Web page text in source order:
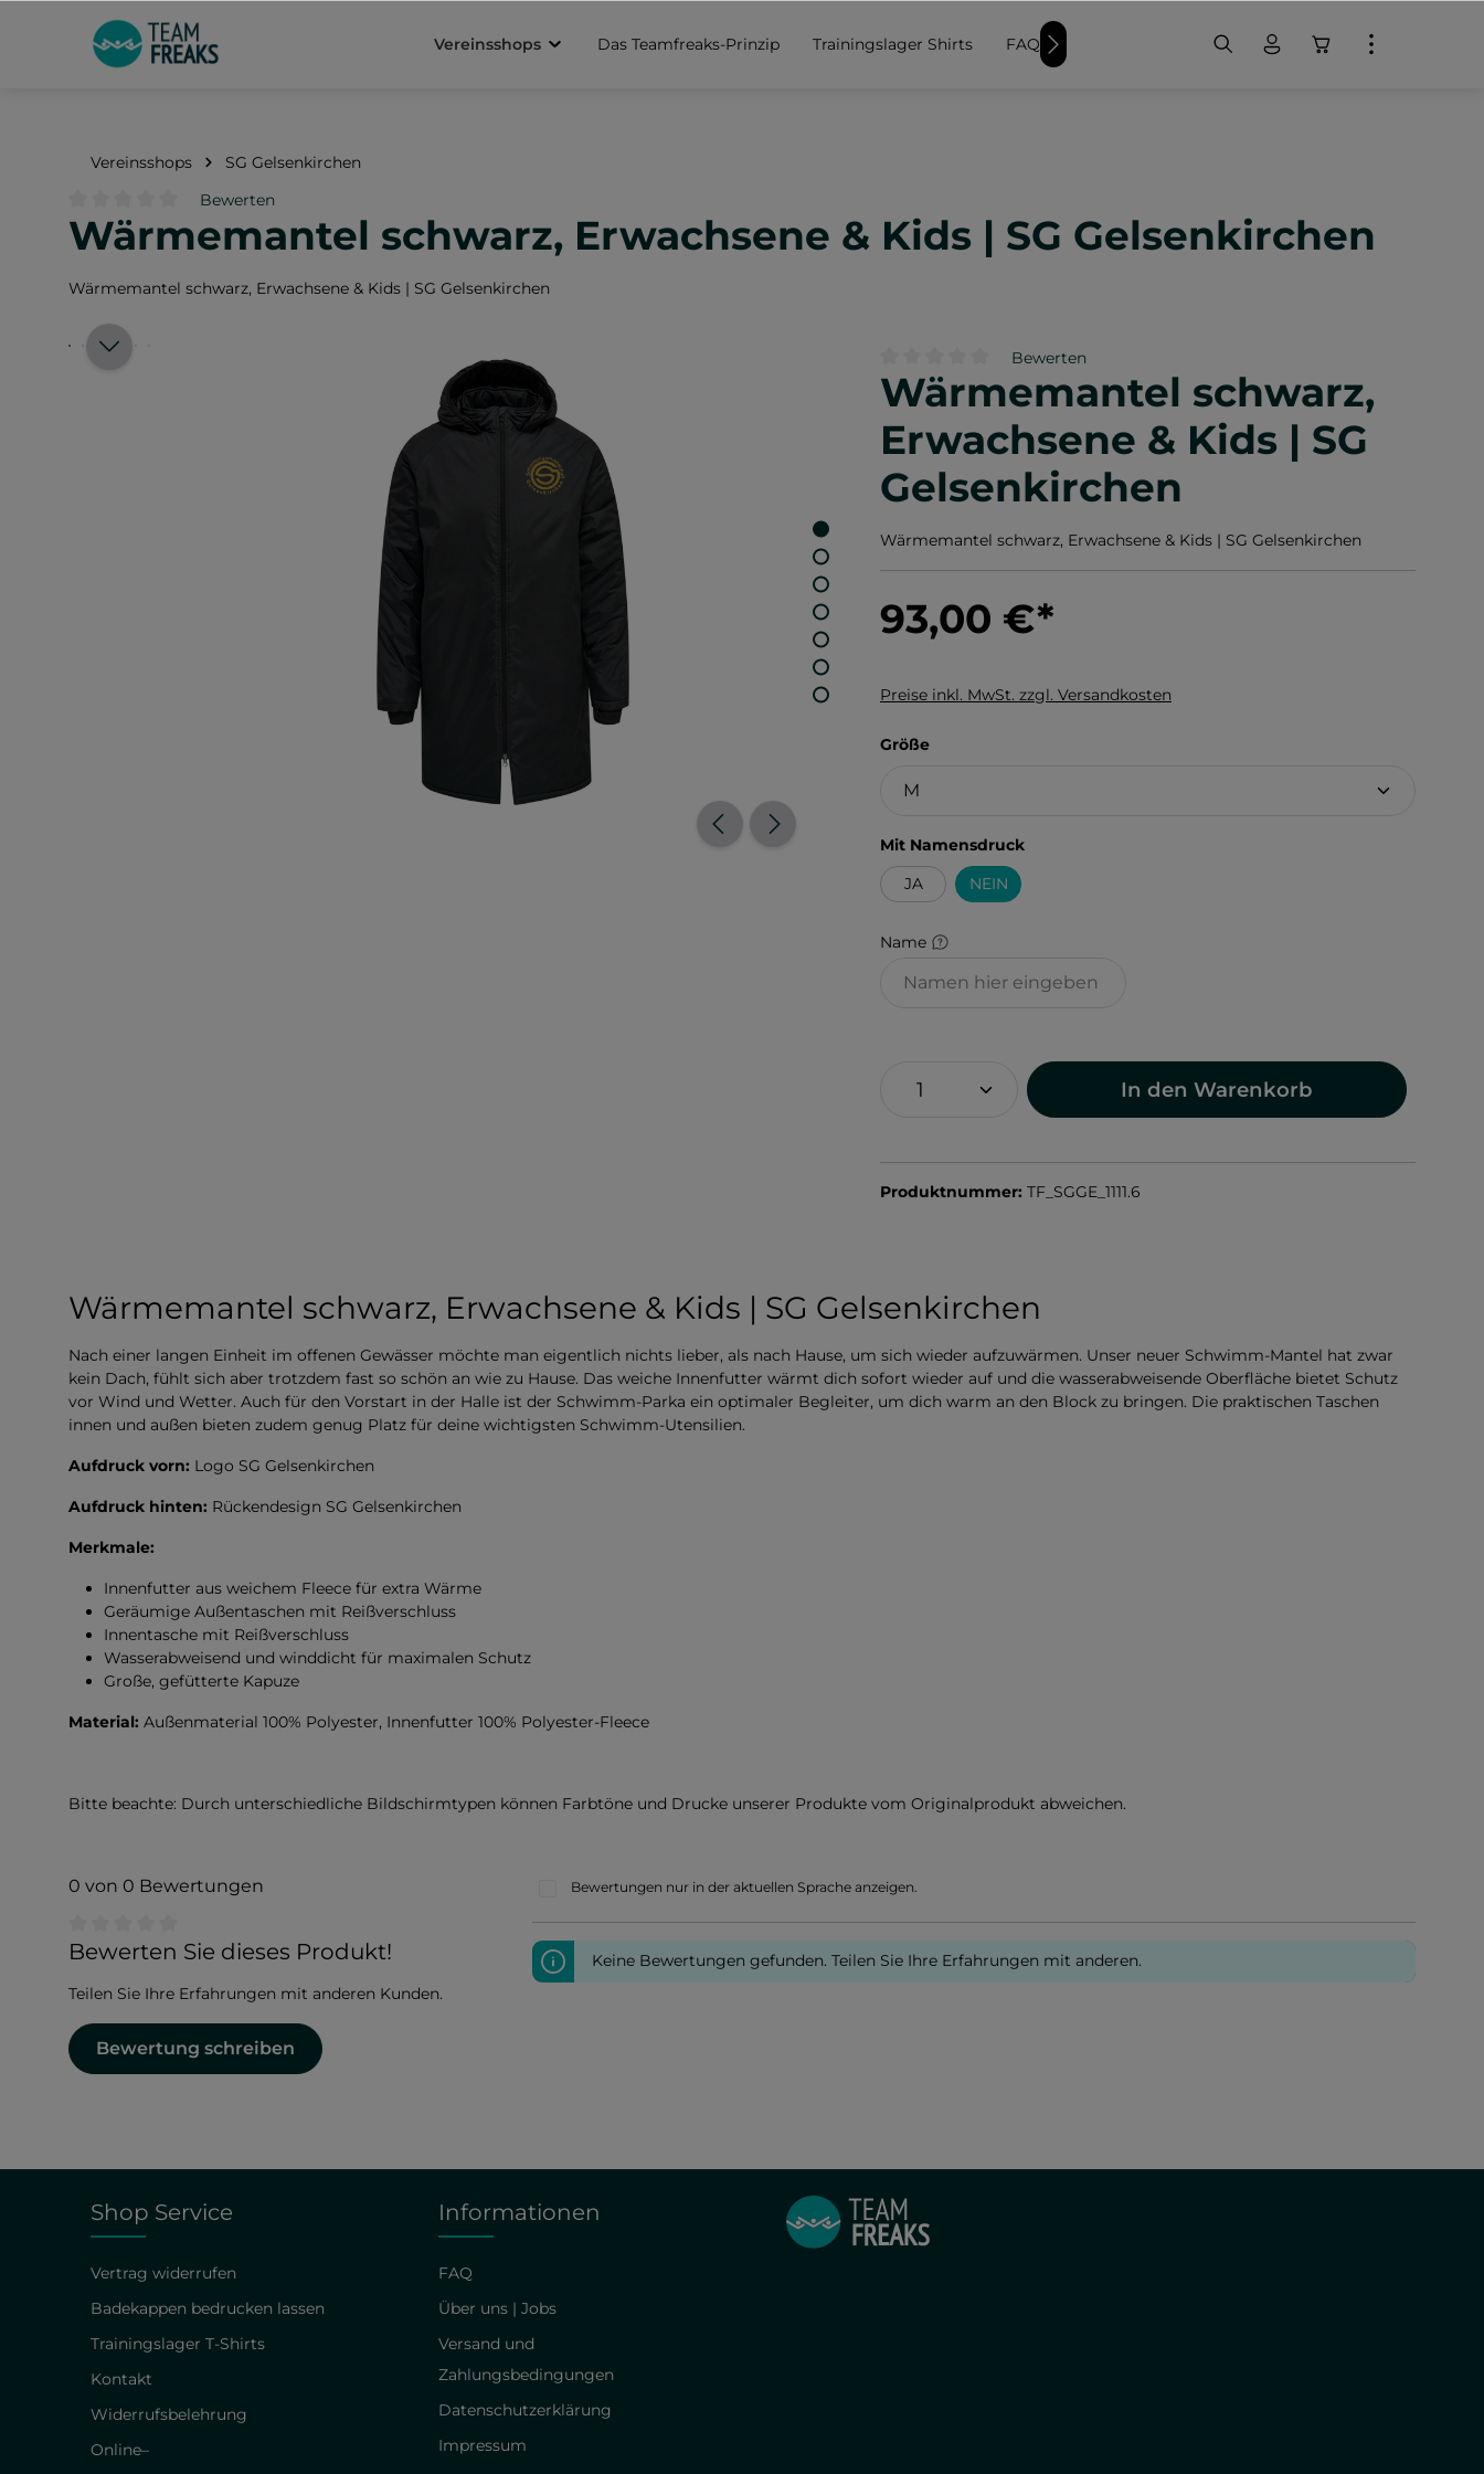
Zur Hauptnavigation springen
Vereinsshops
Das Teamfreaks-Prinzip Trainingslager Shirts FAQ Weitere Schwimmer-Produkte Badekappen
Vereinsshops SG Gelsenkirchen
Durchschnittliche Bewertung von 0 von 5 Sternen
Bewerten
Wärmemantel schwarz, Erwachsene & Kids | SG Gelsenkirchen
Wärmemantel schwarz, Erwachsene & Kids | SG Gelsenkirchen
Durchschnittliche Bewertung von 0 von 5 Sternen
Bewerten
Wärmemantel schwarz,
Erwachsene & Kids | SG
Gelsenkirchen
Wärmemantel schwarz, Erwachsene & Kids | SG Gelsenkirchen
93,00 €*
Preise inkl. MwSt. zzgl. Versandkosten
Größeauswählen
Mit Namensdruckauswählen
JA
NEIN
Name
In den Warenkorb
Produktnummer: TF_SGGE_1111.6
Wärmemantel schwarz, Erwachsene & Kids | SG Gelsenkirchen
Nach einer langen Einheit im offenen Gewässer möchte man eigentlich nichts lieber, als nach Hause, um sich wieder aufzuwärmen. Unser neuer Schwimm-Mantel hat zwar
kein Dach, fühlt sich aber trotzdem fast so schön an wie zu Hause. Das weiche Innenfutter wärmt dich sofort wieder auf und die wasserabweisende Oberfläche bietet Schutz
vor Wind und Wetter. Auch für den Vorstart in der Halle ist der Schwimm-Parka ein optimaler Begleiter, um dich warm an den Block zu bringen. Die praktischen Taschen
innen und außen bieten zudem genug Platz für deine wichtigsten Schwimm-Utensilien.
Aufdruck vorn: Logo SG Gelsenkirchen
Aufdruck hinten: Rückendesign SG Gelsenkirchen
Merkmale:
Innenfutter aus weichem Fleece für extra Wärme
Geräumige Außentaschen mit Reißverschluss
Innentasche mit Reißverschluss
Wasserabweisend und winddicht für maximalen Schutz
Große, gefütterte Kapuze
Material: Außenmaterial 100% Polyester, Innenfutter 100% Polyester-Fleece
Bitte beachte: Durch unterschiedliche Bildschirmtypen können Farbtöne und Drucke unserer Produkte vom Originalprodukt abweichen.
0 von 0 Bewertungen
Durchschnittliche Bewertung von 0 von 5 Sternen
Bewerten Sie dieses Produkt!
Teilen Sie Ihre Erfahrungen mit anderen Kunden.
Bewertung schreiben
Bewertungen nur in der aktuellen Sprache anzeigen.
Keine Bewertungen gefunden. Teilen Sie Ihre Erfahrungen mit anderen.
Shop Service
Vertrag widerrufen
Badekappen bedrucken lassen
Trainingslager T-Shirts
Kontakt
Widerrufsbelehrung
Online–
Informationen
FAQ
Über uns | Jobs
Versand und
Zahlungsbedingungen
Datenschutzerklärung
Impressum